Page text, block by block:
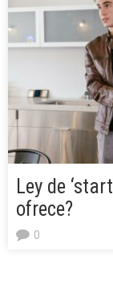
Ley de
ofrece?
0